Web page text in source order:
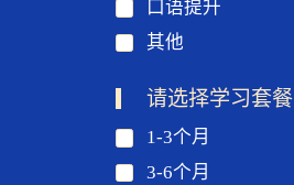
口语提升
其他
请选择学习套餐
1-3个月
3-6个月